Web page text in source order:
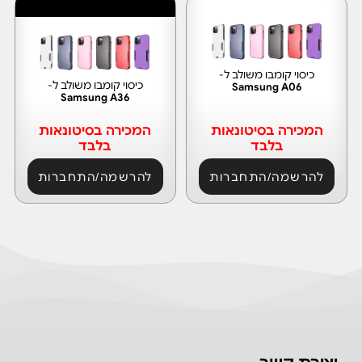
כיסוי קומבו משולב ל-
Samsung A06
המכירה בסיטונאות
בלבד
להרשמה/התחברות
חזר למלאי
כיסוי קומבו משולב ל-
Samsung A36
המכירה בסיטונאות
בלבד
להרשמה/התחברות